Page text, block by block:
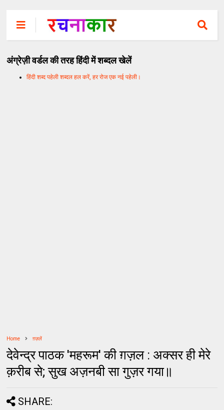
अंग्रेज़ी वर्डल की तरह हिंदी में शब्दल खेलें
हिंदी शब्द पहेली शब्दल हल करें, हर रोज एक नई पहेली।
Home ग़ज़लें
देवेन्द्र पाठक 'महरूम' की ग़ज़ल : अक्सर ही मेरे
क़रीब से; सुख अज़नबी सा गुज़र गया॥
SHARE: